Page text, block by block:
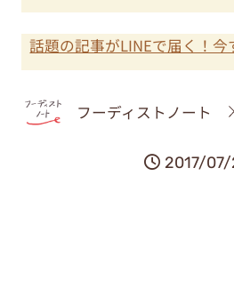
話題の記事がLINEで届く！今
フーディストノート
2017/